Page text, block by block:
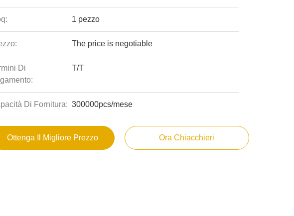
1 pezzo
The price is negotiable
Di
T/T
Di Fornitura: 300000pcs/mese
Ottenga Il Migliore Prezzo Ora Chiacchieri